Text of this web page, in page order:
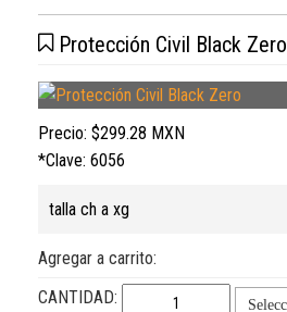
Protección Civil Black Zero
Precio: $299.28 MXN
*Clave: 6056
talla ch a xg
Agregar a carrito:
CANTIDAD: